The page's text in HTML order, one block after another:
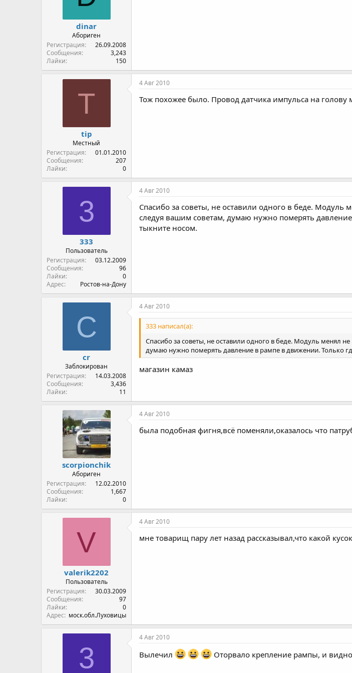
dinar
Абориген
Регистрация
26.09.2008
Сообщения
3,243
Лайки
150
T
tip
Местный
Регистрация
01.01.2010
Сообщения
207
Лайки
0
4 Авг 2010
Тож похожее было. Провод датчика импульса на голову
3
333
Пользователь
Регистрация
03.12.2009
Сообщения
96
Лайки
0
Адрес
Ростов-на-Дону
4 Авг 2010
Спасибо за советы, не оставили одного в беде.
следуя вашим советам, думаю нужно померять
тыкните носом.
C
cr
Заблокирован
Регистрация
14.03.2008
Сообщения
3,436
Лайки
11
4 Авг 2010
333 написал(а):
Спасибо за советы, не оставили одного в беде. Модуль менял
думаю нужно померять давление в рампе в движении. Только
магазин камаз
scorpionchik
Абориген
Регистрация
12.02.2010
Сообщения
1,667
Лайки
0
4 Авг 2010
была подобная фигня,всё поменяли,оказалось что
V
valerik2202
Пользователь
Регистрация
30.03.2009
Сообщения
97
Лайки
0
Адрес
моск.обл.Луховицы
4 Авг 2010
мне товарищ пару лет назад рассказывал,что какой
3
4 Авг 2010
Вылечил Оторвало крепление рампы, и